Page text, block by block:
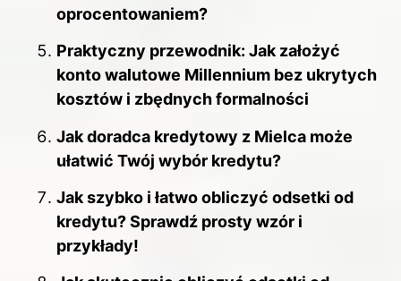
oprocentowaniem?
Praktyczny przewodnik: Jak założyć
konto walutowe Millennium bez ukrytych
kosztów i zbędnych formalności
Jak doradca kredytowy z Mielca może
ułatwić Twój wybór kredytu?
Jak szybko i łatwo obliczyć odsetki od
kredytu? Sprawdź prosty wzór i
przykłady!